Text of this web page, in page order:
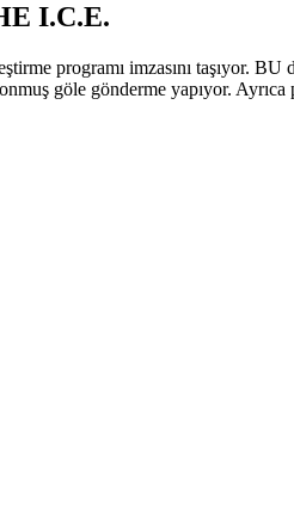
I.C.E.
programı imzasını taşıyor.
göle gönderme yapıyor.